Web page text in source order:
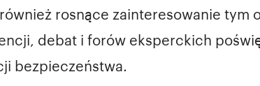
rosnące zainteresowanie
debat i forów eksperckich
bezpieczeństwa.